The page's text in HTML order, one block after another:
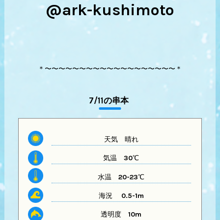
@ark-kushimoto
＊〜〜〜〜〜〜〜〜〜〜〜〜〜〜〜〜〜〜〜＊
7/11の串本
天気晴れ
気温 30℃
水温 20-23℃
海況 0.5-1m
透明度 10m